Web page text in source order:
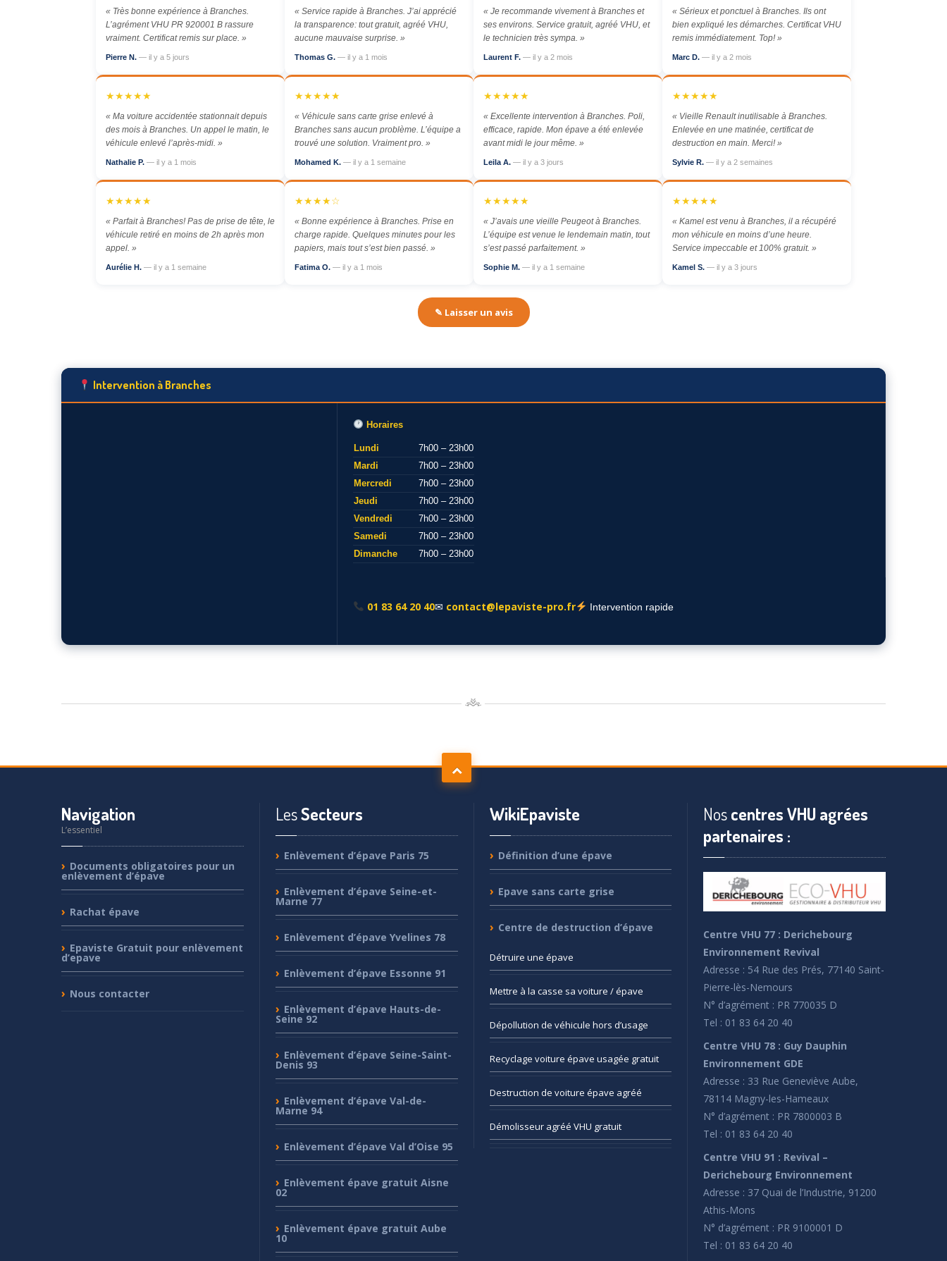
« Très bonne expérience à Branches.
L’agrément VHU PR 920001 B rassure
vraiment. Certificat remis sur place. »
Pierre N. — il y a 5 jours
« Service rapide à Branches. J’ai apprécié
la transparence: tout gratuit, agréé VHU,
aucune mauvaise surprise. »
Thomas G. — il y a 1 mois
« Je recommande vivement à Branches et
ses environs. Service gratuit, agréé VHU, et
le technicien très sympa. »
Laurent F. — il y a 2 mois
« Sérieux et ponctuel à Branches. Ils ont
bien expliqué les démarches. Certificat VHU
remis immédiatement. Top! »
Marc D. — il y a 2 mois
★★★★★
« Ma voiture accidentée stationnait depuis
des mois à Branches. Un appel le matin, le
véhicule enlevé l’après-midi. »
Nathalie P. — il y a 1 mois
★★★★★
« Véhicule sans carte grise enlevé à
Branches sans aucun problème. L’équipe a
trouvé une solution. Vraiment pro. »
Mohamed K. — il y a 1 semaine
★★★★★
« Excellente intervention à Branches. Poli,
efficace, rapide. Mon épave a été enlevée
avant midi le jour même. »
Leila A. — il y a 3 jours
★★★★★
« Vieille Renault inutilisable à Branches.
Enlevée en une matinée, certificat de
destruction en main. Merci! »
Sylvie R. — il y a 2 semaines
★★★★★
« Parfait à Branches! Pas de prise de tête, le
véhicule retiré en moins de 2h après mon
appel. »
Aurélie H. — il y a 1 semaine
★★★★☆
« Bonne expérience à Branches. Prise en
charge rapide. Quelques minutes pour les
papiers, mais tout s’est bien passé. »
Fatima O. — il y a 1 mois
★★★★★
« J’avais une vieille Peugeot à Branches.
L’équipe est venue le lendemain matin, tout
s’est passé parfaitement. »
Sophie M. — il y a 1 semaine
★★★★★
« Kamel est venu à Branches, il a récupéré
mon véhicule en moins d’une heure.
Service impeccable et 100% gratuit. »
Kamel S. — il y a 3 jours
✎ Laisser un avis
Intervention à Branches
Horaires
Lundi
7h00 – 23h00
Mardi
7h00 – 23h00
Mercredi
7h00 – 23h00
Jeudi
7h00 – 23h00
Vendredi
7h00 – 23h00
Samedi
7h00 – 23h00
Dimanche
7h00 – 23h00
01 83 64 20 40✉ contact@lepaviste-pro.fr Intervention rapide
Navigation
L’essentiel
Documents obligatoires pour un
enlèvement d’épave
Rachat épave
Epaviste Gratuit pour enlèvement
d’epave
Nous contacter
LesSecteurs
Enlèvement d’épave Paris 75
Enlèvement d’épave Seine-et-
Marne 77
Enlèvement d’épave Yvelines 78
Enlèvement d’épave Essonne 91
Enlèvement d’épave Hauts-de-
Seine 92
Enlèvement d’épave Seine-Saint-
Denis 93
Enlèvement d’épave Val-de-
Marne 94
Enlèvement d’épave Val d’Oise 95
Enlèvement épave gratuit Aisne
02
Enlèvement épave gratuit Aube
10
WikiEpaviste
Définition d’une épave
Epave sans carte grise
Centre de destruction d’épave
Détruire une épave
Mettre à la casse sa voiture / épave
Dépollution de véhicule hors d’usage
Recyclage voiture épave usagée gratuit
Destruction de voiture épave agréé
Démolisseuragréé VHU gratuit
Noscentres VHU agrées
partenaires :
Centre VHU 77 : Derichebourg
Environnement Revival
Adresse : 54 Rue des Prés, 77140 Saint-
Pierre-lès-Nemours
N° d’agrément : PR 770035 D
Tel : 01 83 64 20 40
Centre VHU 78 : Guy Dauphin
Environnement GDE
Adresse : 33 Rue Geneviève Aube,
78114 Magny-les-Hameaux
N° d’agrément : PR 7800003 B
Tel : 01 83 64 20 40
Centre VHU 91 : Revival –
Derichebourg Environnement
Adresse : 37 Quai de l’Industrie, 91200
Athis-Mons
N° d’agrément : PR 9100001 D
Tel : 01 83 64 20 40